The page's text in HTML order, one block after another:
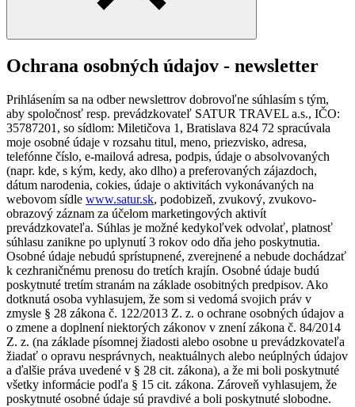
Ochrana osobných údajov - newsletter
Prihlásením sa na odber newslettrov dobrovoľne súhlasím s tým,
aby spoločnosť resp. prevádzkovateľ SATUR TRAVEL a.s., IČO:
35787201, so sídlom: Miletičova 1, Bratislava 824 72 spracúvala
moje osobné údaje v rozsahu titul, meno, priezvisko, adresa,
telefónne číslo, e-mailová adresa, podpis, údaje o absolvovaných
(napr. kde, s kým, kedy, ako dlho) a preferovaných zájazdoch,
dátum narodenia, cokies, údaje o aktivitách vykonávaných na
webovom sídle www.satur.sk, podobizeň, zvukový, zvukovo-
obrazový záznam za účelom marketingových aktivít
prevádzkovateľa. Súhlas je možné kedykoľvek odvolať, platnosť
súhlasu zanikne po uplynutí 3 rokov odo dňa jeho poskytnutia.
Osobné údaje nebudú sprístupnené, zverejnené a nebude dochádzať
k cezhraničnému prenosu do tretích krajín. Osobné údaje budú
poskytnuté tretím stranám na základe osobitných predpisov. Ako
dotknutá osoba vyhlasujem, že som si vedomá svojich práv v
zmysle § 28 zákona č. 122/2013 Z. z. o ochrane osobných údajov a
o zmene a doplnení niektorých zákonov v znení zákona č. 84/2014
Z. z. (na základe písomnej žiadosti alebo osobne u prevádzkovateľa
žiadať o opravu nesprávnych, neaktuálnych alebo neúplných údajov
a ďalšie práva uvedené v § 28 cit. zákona), a že mi boli poskytnuté
všetky informácie podľa § 15 cit. zákona. Zároveň vyhlasujem, že
poskytnuté osobné údaje sú pravdivé a boli poskytnuté slobodne.